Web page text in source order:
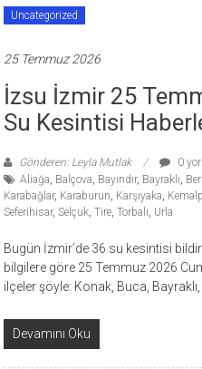
Uncategorized
25 Temmuz 2026
İzsu İzmir 25
Su Kesintisi
Gönderen: Leyla Mutlak
0
Aliağa, Balçova, Bayındır, Bayraklı,
Karabağlar, Karaburun, Karşıyaka,
Seferihisar,Selçuk,Tire,Torbalı, Urla
Bugün İzmir’de 36 su kesintisi
bilgilere göre 25 Temmuz 2026
ilçeler şöyle: Konak, Buca, Bayraklı,
Devamını Oku